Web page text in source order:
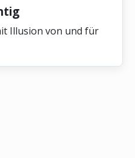
Illusion von und für